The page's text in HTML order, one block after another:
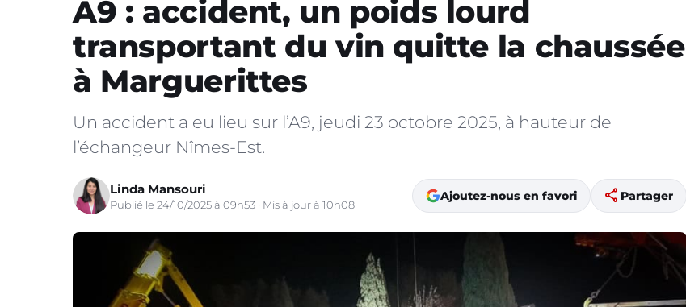
A9 : accident, un poids lourd
transportant du vin quitte la chaussée
à Marguerittes
Un accident a eu lieu sur l’A9, jeudi 23 octobre 2025, à hauteur de
l’échangeur Nîmes-Est.
Linda Mansouri
Publié le 24/10/2025 à 09h53 · Mis à jour à 10h08
Ajoutez-nous en favori share Partager